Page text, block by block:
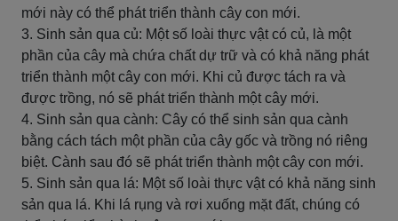
mới này có thể phát triển thành cây con mới.
3. Sinh sản qua củ: Một số loài thực vật có củ, là một
phần của cây mà chứa chất dự trữ và có khả năng phát
triển thành một cây con mới. Khi củ được tách ra và
được trồng, nó sẽ phát triển thành một cây mới.
4. Sinh sản qua cành: Cây có thể sinh sản qua cành
bằng cách tách một phần của cây gốc và trồng nó riêng
biệt. Cành sau đó sẽ phát triển thành một cây con mới.
5. Sinh sản qua lá: Một số loài thực vật có khả năng sinh
sản qua lá. Khi lá rụng và rơi xuống mặt đất, chúng có